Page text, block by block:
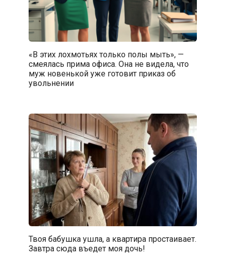
«В этих лохмотьях только полы мыть», —
смеялась прима офиса. Она не видела, что
муж новенькой уже готовит приказ об
увольнении
Твоя бабушка ушла, а квартира простаивает.
Завтра сюда въедет моя дочь!